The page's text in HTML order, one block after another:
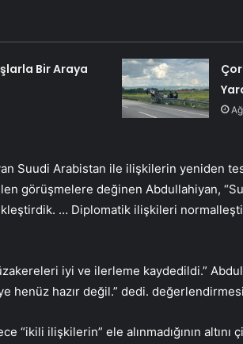
Bir Araya
Suudi Arabistan ile ilişkilerin yeniden
görüşmelere değinen Abdullahiyan,
… Diplomatik ilişkileri
iyi ve ilerleme kaydedildi.”
henüz hazır değil.” dedi.
“ikili ilişkilerin” ele alınmadığının altını